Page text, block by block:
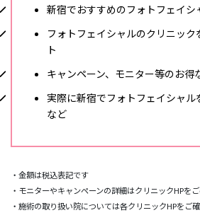
新宿でおすすめのフォトフェイシ
フォトフェイシャルのクリニッ
ト
キャンペーン、モニター等のお得
実際に新宿でフォトフェイシャル
など
・金額は税込表記です
・モニターやキャンペーンの詳細はクリニックHPを
・施術の取り扱い院については各クリニックHPをご